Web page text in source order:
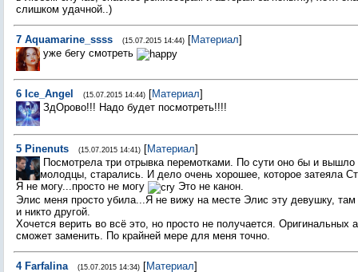
слишком удачной..)
7 Aquamarine_ssss (15.07.2015 14:44) [Материал]
уже бегу смотреть
6 Ice_Angel (15.07.2015 14:44) [Материал]
ЗдОрово!!! Надо будет посмотреть!!!!
5 Pinenuts (15.07.2015 14:41) [Материал]
Посмотрела три отрывка перемотками. По сути оно бы и
молодцы, старались. И дело очень хорошее, которое затеяла
Я не могу...просто не могу
Это не канон.
Элис меня просто убила...Я не вижу на месте Элис эту девушку,
и никто другой.
Хочется верить во всё это, но просто не получается. Оригинальных
сможет заменить. По крайней мере для меня точно.
4 Farfalina (15.07.2015 14:34) [Материал]